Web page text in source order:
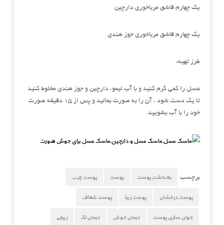
یک چهارم قاشق مرباخوری دارچین
یک چهارم قاشق مرباخوری جوز هندی
طرز تهیه:
عسل را کمی گرم کنید و با آب لیمو، دارچین و جوز هندی مخلوط کنید
تا یک دست شود ، آن را به صورت بمالید و پس از ۱۵ دقیقه صورت
خود را با آب بشویید.
برچسب بهداشت پوست پوست پوست چرب
پوست درخشان پوست زیبا پوست شفاف
جوان سازی پوست درمان جوش درمان لک زیبایی